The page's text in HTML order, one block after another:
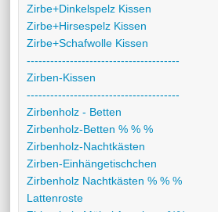
Zirbe+Dinkelspelz Kissen
Zirbe+Hirsespelz Kissen
Zirbe+Schafwolle Kissen
---------------------------------------
Zirben-Kissen
---------------------------------------
Zirbenholz - Betten
Zirbenholz-Betten % % %
Zirbenholz-Nachtkästen
Zirben-Einhängetischchen
Zirbenholz Nachtkästen % % %
Lattenroste